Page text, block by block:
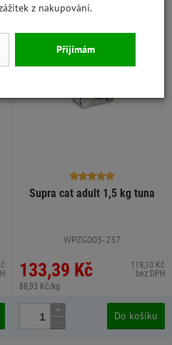
Supra cat adult 1,5 kg tuna
WPZG003-237
133,39 Kč
88,93 Kč/kg
119,10 Kč
bez DPH
+
-
Do košíku
z nakupování.
Přijímám